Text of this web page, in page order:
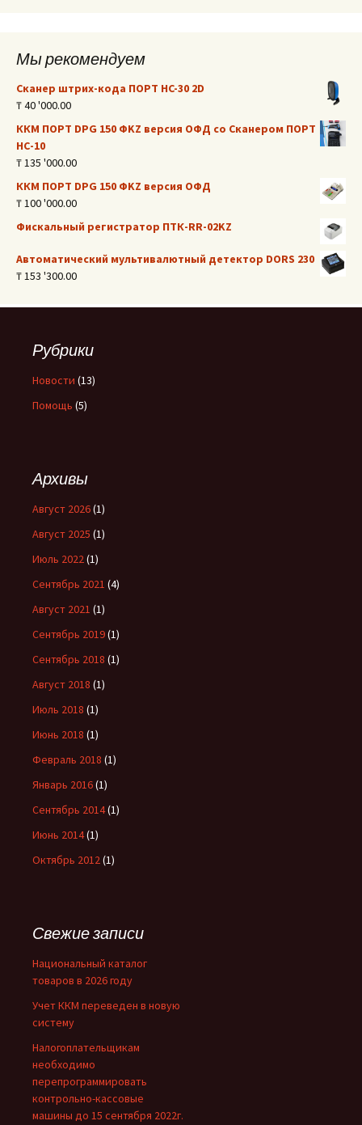
Мы рекомендуем
Сканер штрих-кода ПОРТ HC-30 2D
₸40 '000.00
ККМ ПОРТ DPG 150 ФKZ версия OФД со Сканером ПОРТ
НС-10
₸135 '000.00
ККМ ПОРТ DPG 150 ФKZ версия OФД
₸100 '000.00
Фискальный регистратор ПТК-RR-02KZ
Автоматический мультивалютный детектор DORS 230
₸153 '300.00
Рубрики
Новости (13)
Помощь (5)
Архивы
Август 2026(1)
Август 2025 (1)
Июль 2022(1)
Сентябрь 2021 (4)
Август 2021 (1)
Сентябрь 2019(1)
Сентябрь 2018 (1)
Август 2018 (1)
Июль 2018 (1)
Июнь 2018 (1)
Февраль 2018 (1)
Январь 2016(1)
Сентябрь 2014(1)
Июнь 2014(1)
Октябрь 2012(1)
Свежие записи
Национальный каталог
товаров в 2026 году
Учет ККМ переведен в новую
систему
Налогоплательщикам
необходимо
перепрограммировать
контрольно-кассовые
машины до 15 сентября 2022г.